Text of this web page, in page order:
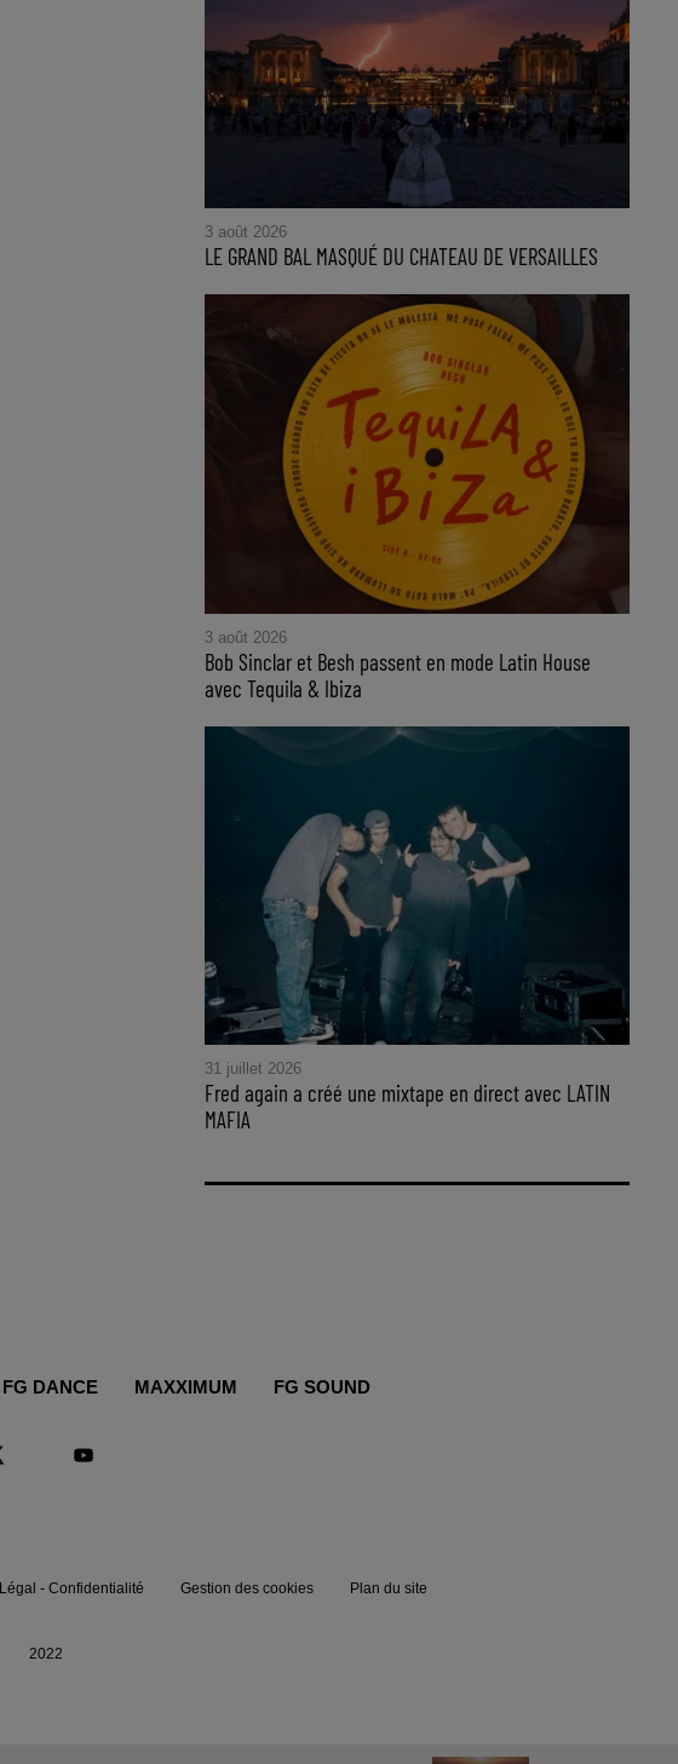
3 août 2026
LE GRAND BAL MASQUÉ DU CHATEAU DE VERSAILLES
3 août 2026
Bob Sinclar et Besh passent en mode Latin House
avec Tequila & Ibiza
31 juillet 2026
Fred again a créé une mixtape en direct avec LATIN
MAFIA
FG DANCE MAXXIMUM FG SOUND
Légal - Confidentialité Gestion des cookies Plan du site
2022